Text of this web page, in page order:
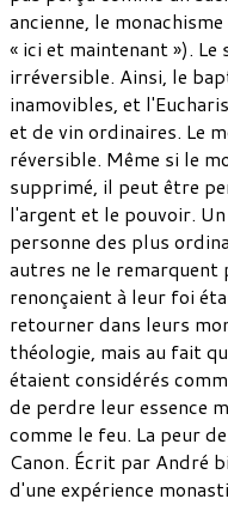
ancienne, le
« ici et maintenant »).
irréversible. Ainsi, le
inamovibles, et
et de vin ordinaires. Le
réversible. Même si le
supprimé, il peut être
l'argent et le pouvoir.
personne des plus
autres ne le remarquent
renonçaient à leur foi
retourner dans leurs
théologie, mais au fait
étaient considérés
de perdre leur essence
comme le feu. La peur
Canon. Écrit par André
d'une expérience